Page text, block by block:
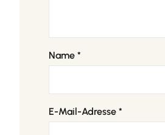
Name *
E-Mail-Adresse *